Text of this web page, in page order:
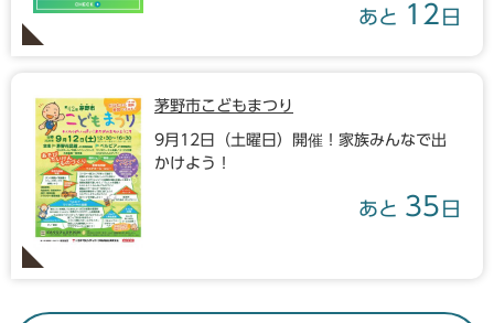
あと 12 日
茅野市こどもまつり
9月12日（土曜日）開催！家族みんなで出
かけよう！
あと 35 日